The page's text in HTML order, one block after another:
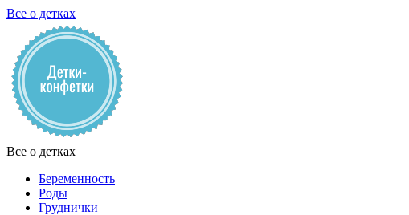
Все о детках
Все о детках
Беременность
Роды
Груднички